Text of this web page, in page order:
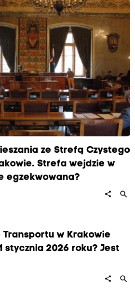
ze Strefą Czystego
Strefa wejdzie w
egzekwowana?
share search
w Krakowie
stycznia 2026 roku? Jest
share search